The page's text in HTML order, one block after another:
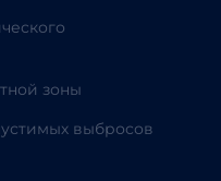
зоны
выбросов